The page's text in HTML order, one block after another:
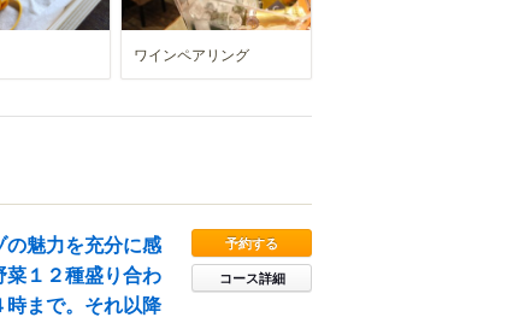
ワインペアリング
魅力を充分に感
１２種盛り合わ
まで。それ以降
予約する
コース詳細